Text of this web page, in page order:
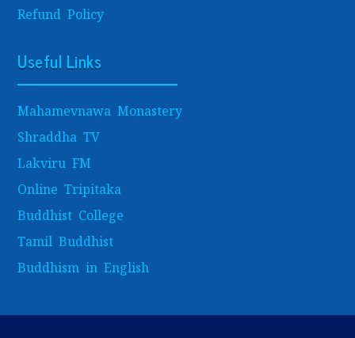
Refund Policy
Useful Links
Mahamevnawa Monastery
Shraddha TV
Lakviru FM
Online Tripitaka
Buddhist College
Tamil Buddhist
Buddhism in English